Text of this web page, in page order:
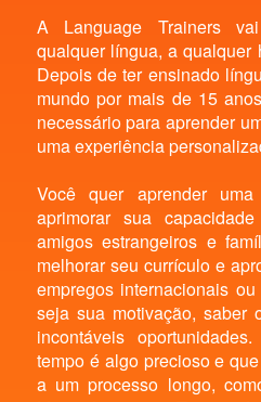
A Language Trainers
qualquer língua, a qualquer
Depois de ter ensinado
mundo por mais de 15
necessário para aprender
uma experiência
Você quer aprender
aprimorar sua
amigos estrangeiros e
melhorar seu currículo e
empregos internacionais
seja sua motivação, saber
incontáveis
tempo é algo precioso e
a um processo longo,